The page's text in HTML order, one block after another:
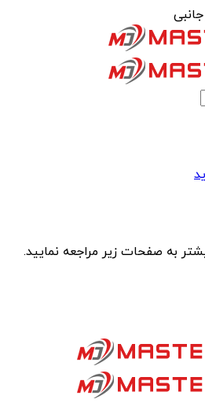
به صفحات زیر مراجعه نمایید.